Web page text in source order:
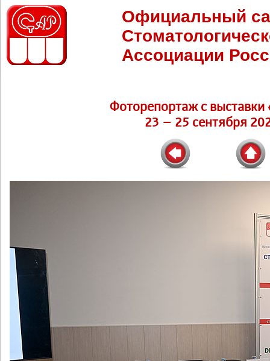
Официальный
Ассоциации
Фоторепортаж c выставки
23 – 25 сентября